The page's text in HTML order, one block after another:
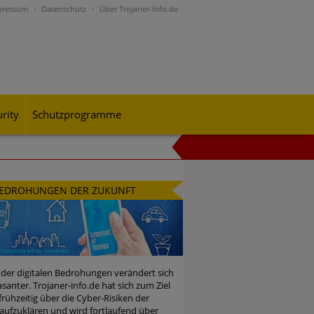
Datenschutz Über Trojaner-Info.de
Schutzprogramme
Betrugsmaschen und
– was CISOs jetzt für
Bedrohungspotential nicht
DER ZUKUNFT
digitalen Bedrohungen verändert sich
Trojaner-info.de hat sich zum Ziel
über die Cyber-Risiken der
und wird fortlaufend über